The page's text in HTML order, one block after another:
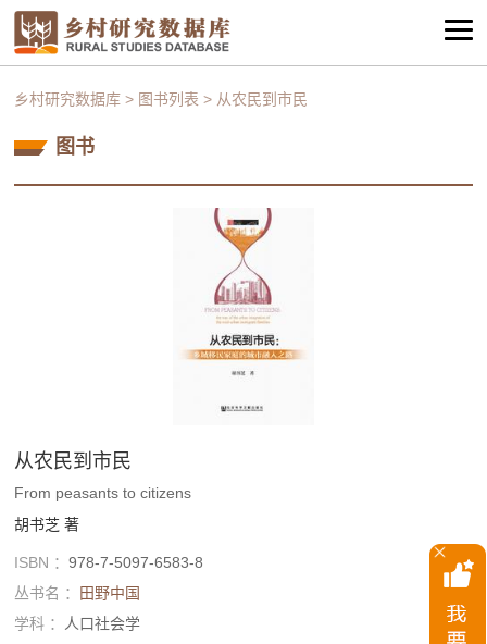
乡村研究数据库 > 图书列表 > 从农民到市民
图书
从农民到市民
From peasants to citizens
胡书芝著
ISBN ：978-7-5097-6583-8
丛书名 ： 田野中国
学科 ： 人口社会学